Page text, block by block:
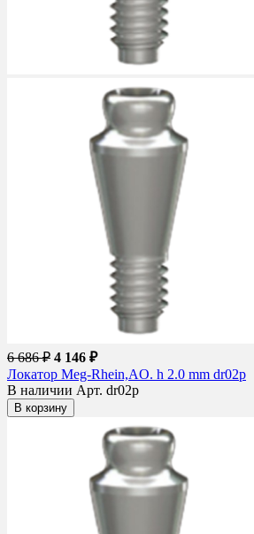
6 686 ₽ 4 146 ₽
Локатор Meg-Rhein,AO. h 2.0 mm dr02p
В наличии Арт. dr02p
В корзину